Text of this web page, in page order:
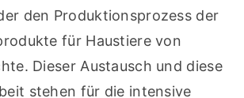
den Produktionsprozess der
für Haustiere von
Dieser Austausch und diese
stehen für die intensive